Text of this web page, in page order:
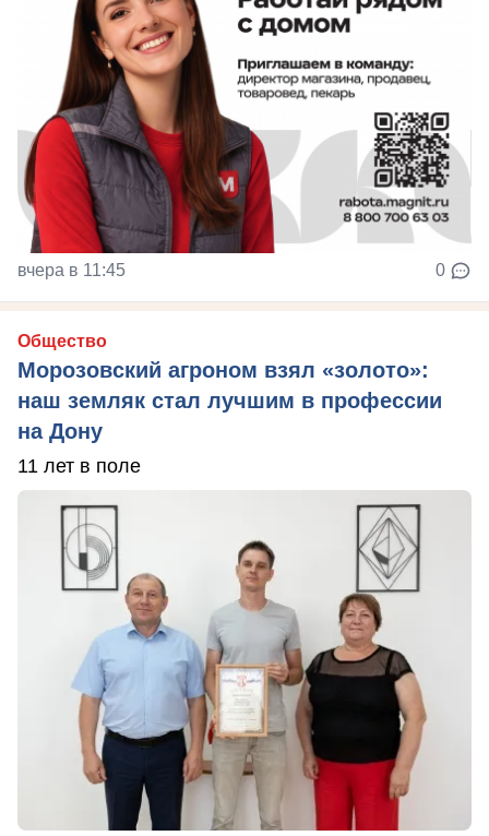
вчера в 11:45 0
Общество
Морозовский агроном взял «золото»:
наш земляк стал лучшим в профессии
на Дону
11 лет в поле